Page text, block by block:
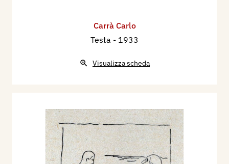
Carrà Carlo
Testa - 1933
Visualizza scheda